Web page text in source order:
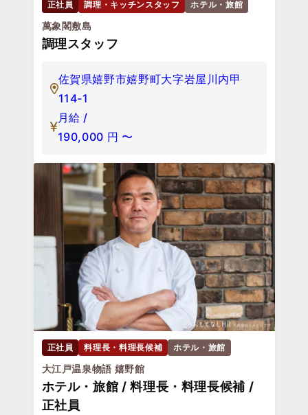
正社員 調理・キッチンスタッフ ホテル・旅館
萬象閣敷島
調理スタッフ
佐賀県嬉野市嬉野町大字岩屋川内甲
114-1
月給 /
190,000 円 〜
正社員 料理長・料理長候補 ホテル・旅館
大江戸温泉物語 嬉野館
ホテル・旅館 / 料理長・料理長候補 /
正社員